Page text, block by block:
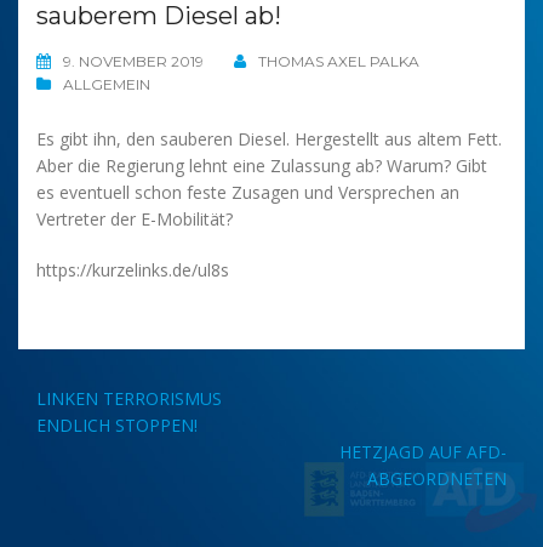
sauberem Diesel ab!
9. NOVEMBER 2019
THOMAS AXEL PALKA
ALLGEMEIN
Es gibt ihn, den sauberen Diesel. Hergestellt aus altem Fett.
Aber die Regierung lehnt eine Zulassung ab? Warum? Gibt
es eventuell schon feste Zusagen und Versprechen an
Vertreter der E-Mobilität?
https://kurzelinks.de/ul8s
Beitragsnavigation
LINKEN TERRORISMUS
ENDLICH STOPPEN!
HETZJAGD AUF AFD-
ABGEORDNETEN